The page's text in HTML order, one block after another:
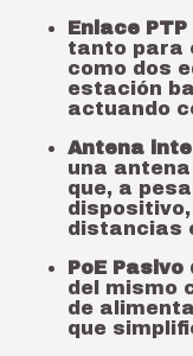
Enlace PTP
tanto para
como dos
estación
actuando
Antena
una
que, a
distancias
PoE Pasivo
del mismo
de
que